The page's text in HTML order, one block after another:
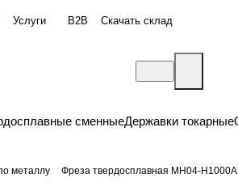
Услуги B2B Скачать склад
сменныеДержавки токарные
металлу Фреза твердосплавная MH04-